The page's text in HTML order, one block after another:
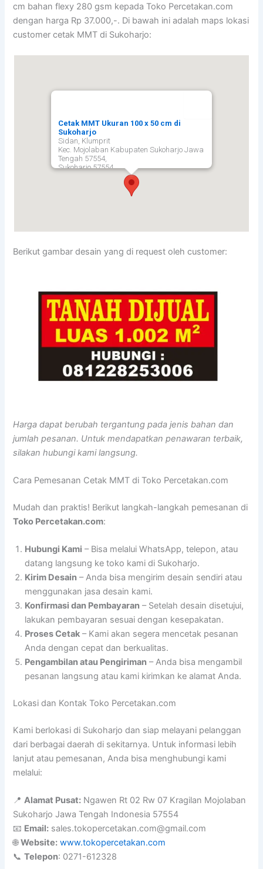
cm bahan flexy 280 gsm kepada Toko Percetakan.com
dengan harga Rp 37.000,-. Di bawah ini adalah maps lokasi
customer cetak MMT di Sukoharjo:
Cetak MMT Ukuran 100 x 50 cm di
Sukoharjo
Sidan, Klumprit
Kec. Mojolaban Kabupaten Sukoharjo Jawa
Tengah 57554,
Sukoharjo 57554
Berikut gambar desain yang di request oleh customer:
Harga dapat berubah tergantung pada jenis bahan dan
jumlah pesanan. Untuk mendapatkan penawaran terbaik,
silakan hubungi kami langsung.
Cara Pemesanan Cetak MMT di Toko Percetakan.com
Mudah dan praktis! Berikut langkah-langkah pemesanan di
Toko Percetakan.com:
Hubungi Kami – Bisa melalui WhatsApp, telepon, atau
datang langsung ke toko kami di Sukoharjo.
Kirim Desain – Anda bisa mengirim desain sendiri atau
menggunakan jasa desain kami.
Konfirmasi dan Pembayaran – Setelah desain disetujui,
lakukan pembayaran sesuai dengan kesepakatan.
Proses Cetak – Kami akan segera mencetak pesanan
Anda dengan cepat dan berkualitas.
Pengambilan atau Pengiriman – Anda bisa mengambil
pesanan langsung atau kami kirimkan ke alamat Anda.
Lokasi dan Kontak Toko Percetakan.com
Kami berlokasi di Sukoharjo dan siap melayani pelanggan
dari berbagai daerah di sekitarnya. Untuk informasi lebih
lanjut atau pemesanan, Anda bisa menghubungi kami
melalui:
📍Alamat Pusat: Ngawen Rt 02 Rw 07 Kragilan Mojolaban
Sukoharjo Jawa Tengah Indonesia 57554
📧 Email: sales.tokopercetakan.com@gmail.com
🌐Website: www.tokopercetakan.com
📞Telepon: 0271-612328